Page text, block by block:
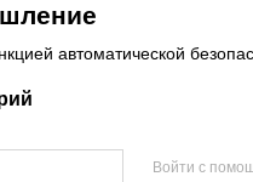
автоматической
Войти с